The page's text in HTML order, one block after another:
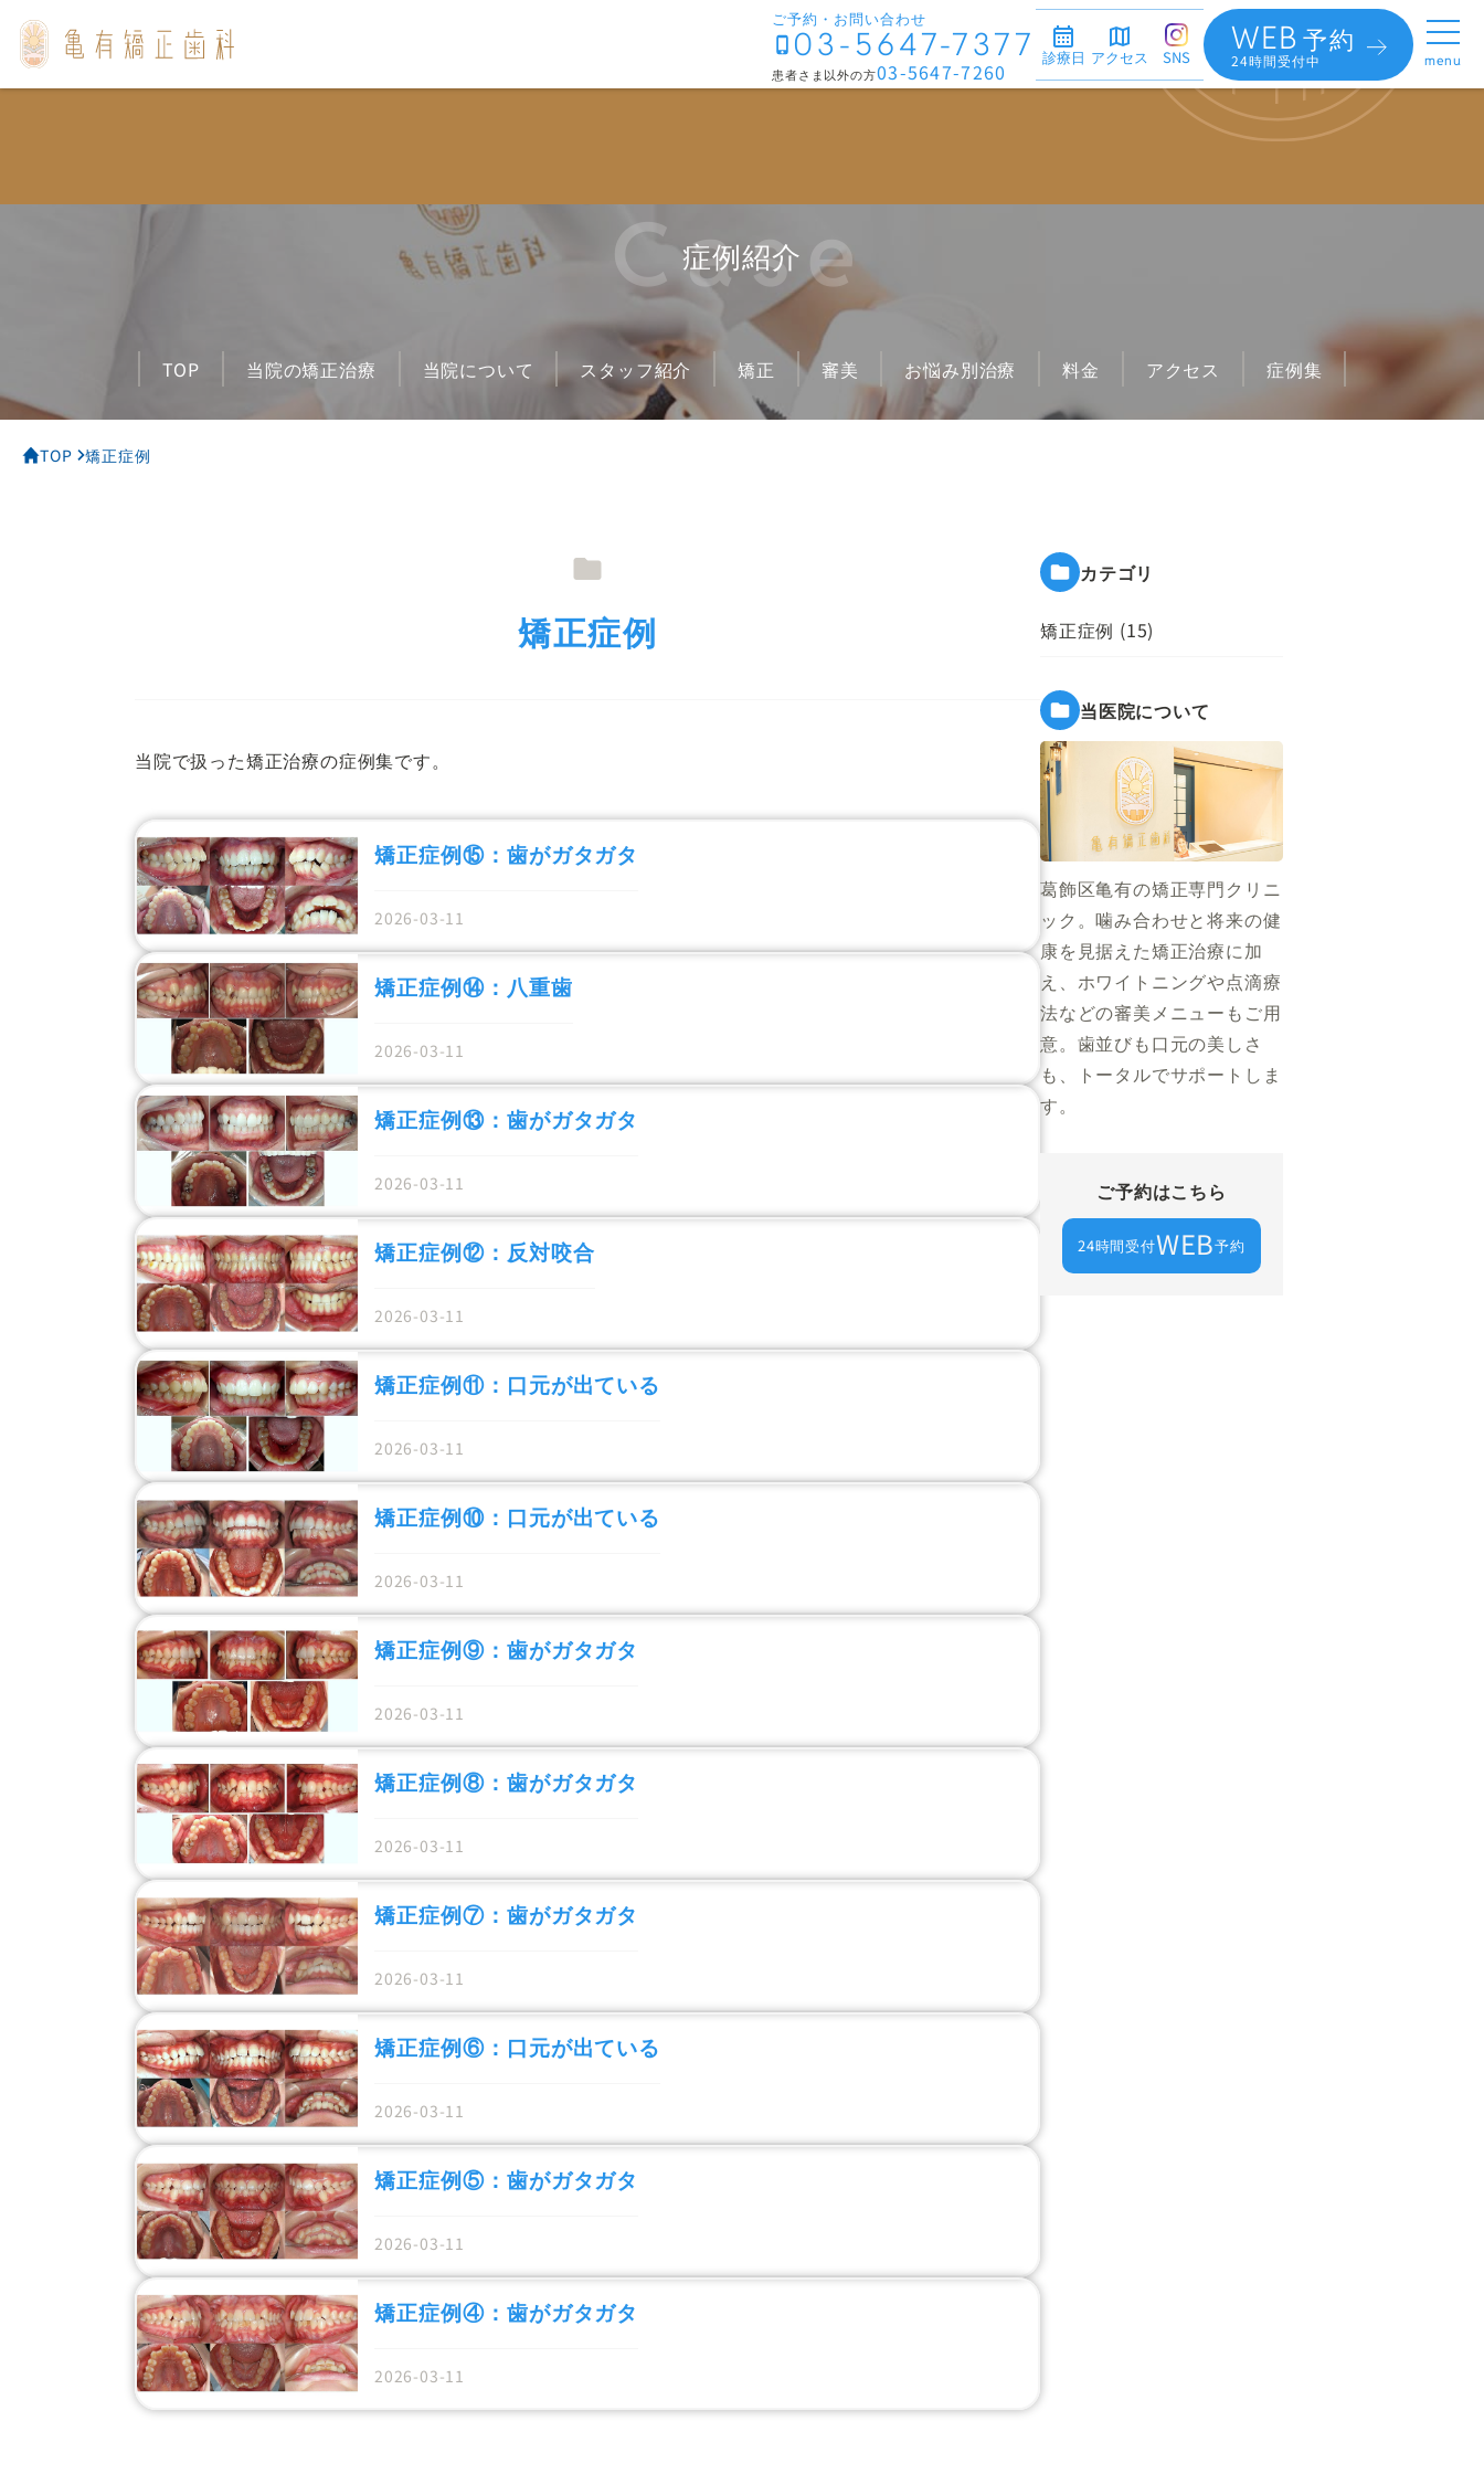
ご予約・お問い合わせ
03-5647-7377
患者さま以外の方03-5647-7260
診療日 アクセス SNS WEB予約
24時間受付中 menu
お悩み別治療
審美歯科について
表側矯正
マウスピース矯正
部分矯正
小児矯正
矯正中の治療について
噛み合わせが深い
すきっ歯
症例集 医療費控除 届出施設基準
症例紹介
Case
TOP 矯正症例
TOP 当院の矯正治療 当院について スタッフ紹介 矯正 審美 お悩み別治療 料金 アクセス 症例集
矯正症例
当院で扱った矯正治療の症例集です。
矯正症例⑮：歯がガタガタ
2026-03-11
矯正症例⑭：八重歯
2026-03-11
矯正症例⑬：歯がガタガタ
2026-03-11
矯正症例⑫：反対咬合
2026-03-11
矯正症例⑪：口元が出ている
2026-03-11
矯正症例⑩：口元が出ている
2026-03-11
矯正症例⑨：歯がガタガタ
2026-03-11
矯正症例⑧：歯がガタガタ
2026-03-11
矯正症例⑦：歯がガタガタ
2026-03-11
矯正症例⑥：口元が出ている
2026-03-11
矯正症例⑤：歯がガタガタ
2026-03-11
矯正症例④：歯がガタガタ
2026-03-11
カテゴリ
矯正症例 (15)
当医院について
葛飾区亀有の矯正専門クリニ
ック。噛み合わせと将来の健
康を見据えた矯正治療に加
え、ホワイトニングや点滴療
法などの審美メニューもご用
意。歯並びも口元の美しさ
も、トータルでサポートしま
す。
ご予約はこちら
24時間受付WEB予約